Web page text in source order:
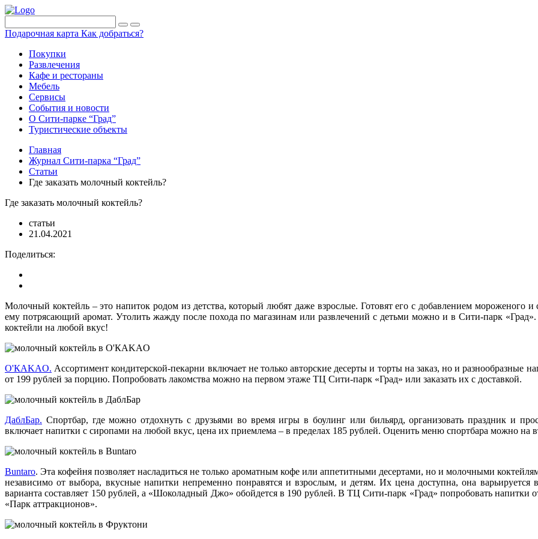
Подарочная карта Как добраться?
Покупки
Развлечения
Кафе и рестораны
Мебель
Сервисы
События и новости
О Сити-парке “Град”
Туристические объекты
Главная
Журнал Сити-парка “Град”
Статьи
Где заказать молочный коктейль?
Где заказать молочный коктейль?
статьи
21.04.2021
Поделиться:
Молочный коктейль – это напиток родом из детства, который любят даже взрослые. Готовят его с добавлением мороженого
ему потрясающий аромат. Утолить жажду после похода по магазинам или развлечений с детьми можно и в Сити-парк
коктейли на любой вкус!
О'КAKAO. Ассортимент кондитерской-пекарни включает не только авторские десерты и торты на заказ, но и
от 199 рублей за порцию. Попробовать лакомства можно на первом этаже ТЦ Сити-парк «Град» или заказать их с доставкой.
ДаблБар. Спортбар, где можно отдохнуть с друзьями во время игры в боулинг или бильярд, организовать праздник и
включает напитки с сиропами на любой вкус, цена их приемлема – в пределах 185 рублей. Оценить меню спортбара можно на
Buntaro. Эта кофейня позволяет насладиться не только ароматным кофе или аппетитными десертами, но и молочными
независимо от выбора, вкусные напитки непременно понравятся и взрослым, и детям. Их цена доступна, она варьируется
варианта составляет 150 рублей, а «Шоколадный Джо» обойдется в 190 рублей. В ТЦ Сити-парк «Град» попробовать напитки
«Парк аттракционов».